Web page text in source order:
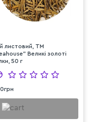
листовий, ТМ
Великі золоті
50 г